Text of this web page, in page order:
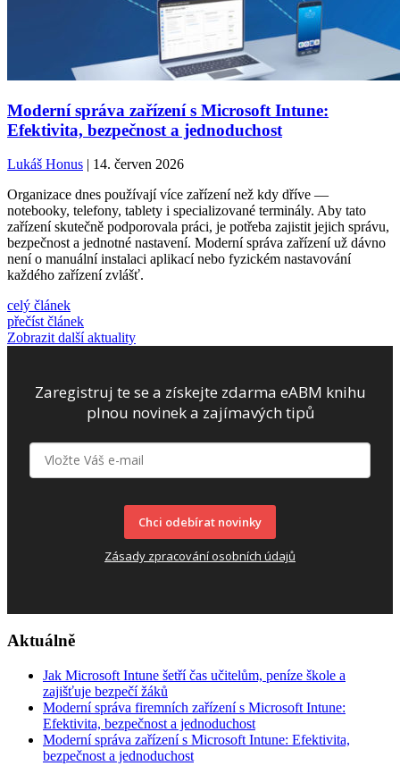
Moderní správa zařízení s Microsoft Intune:
Efektivita, bezpečnost a jednoduchost
Lukáš Honus | 14. červen 2026
Organizace dnes používají více zařízení než kdy dříve —
notebooky, telefony, tablety i specializované terminály. Aby tato
zařízení skutečně podporovala práci, je potřeba zajistit jejich správu,
bezpečnost a jednotné nastavení. Moderní správa zařízení už dávno
není o manuální instalaci aplikací nebo fyzickém nastavování
každého zařízení zvlášť.
celý článek
přečíst článek
Zobrazit další aktuality
Zaregistruj te se a získejte zdarma eABM knihu
plnou novinek a zajímavých tipů
Chci odebírat novinky
Zásady zpracování osobních údajů
Aktuálně
Jak Microsoft Intune šetří čas učitelům, peníze škole a
zajišťuje bezpečí žáků
Moderní správa firemních zařízení s Microsoft Intune:
Efektivita, bezpečnost a jednoduchost
Moderní správa zařízení s Microsoft Intune: Efektivita,
bezpečnost a jednoduchost